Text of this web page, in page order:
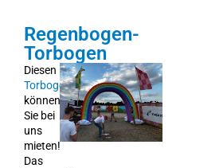
Regenbogen-
Torbogen
Diesen
Torbogen
können
Sie bei
uns
mieten!
Das